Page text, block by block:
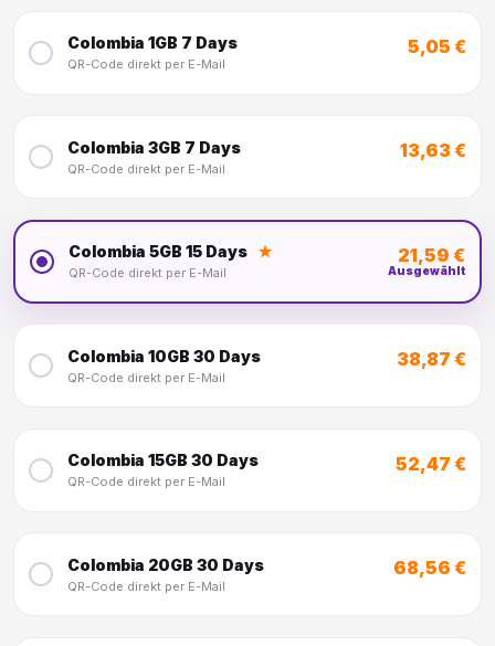
Colombia 1GB 7 Days
QR-Code direkt per E-Mail
5,05 €
Colombia 3GB 7 Days
QR-Code direkt per E-Mail
13,63 €
Colombia 5GB 15 Days ★
QR-Code direkt per E-Mail
21,59 €
Ausgewählt
Colombia 10GB 30 Days
QR-Code direkt per E-Mail
38,87 €
Colombia 15GB 30 Days
QR-Code direkt per E-Mail
52,47 €
Colombia 20GB 30 Days
QR-Code direkt per E-Mail
68,56 €